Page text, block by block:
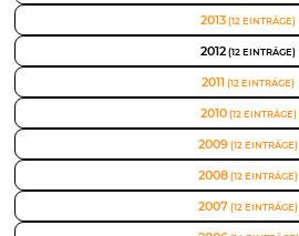
2013 (12 EINTRÄGE)
2012 (12 EINTRÄGE)
2011 (12 EINTRÄGE)
2010(12 EINTRÄGE)
2009 (12 EINTRÄGE)
2008 (12 EINTRÄGE)
2007 (12 EINTRÄGE)